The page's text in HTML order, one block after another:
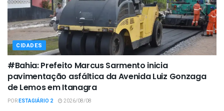
CIDADES
#Bahia: Prefeito Marcus Sarmento inicia
pavimentação asfáltica da Avenida Luiz Gonzaga
de Lemos em Itanagra
PORESTAGIÁRIO 2 2026/08/08